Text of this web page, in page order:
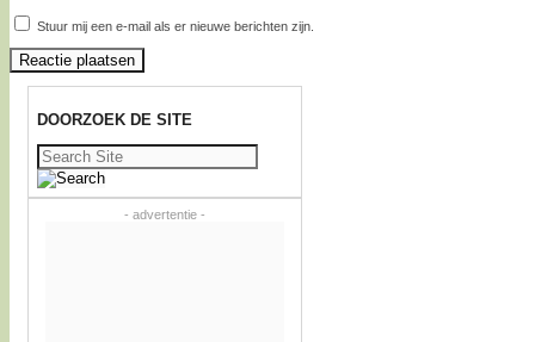
Stuur mij een e-mail als er nieuwe berichten zijn.
DOORZOEK DE SITE
Zoeken
naar:
- advertentie -